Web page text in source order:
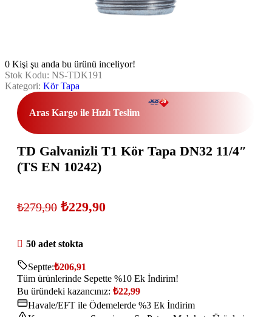
0 Kişi şu anda bu ürünü inceliyor!
Stok Kodu: NS-TDK191
Kategori: Kör Tapa
Aras Kargo ile Hızlı Teslim
TD Galvanizli T1 Kör Tapa DN32 11/4″
(TS EN 10242)
₺279,90 ₺229,90
50 adet stokta
Septte:₺206,91
Tüm ürünlerinde Sepette %10 Ek İndirim!
Bu üründeki kazancınız: ₺22,99
Havale/EFT ile Ödemelerde %3 Ek İndirim